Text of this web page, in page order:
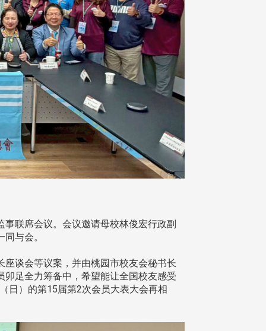
联席会议。会议邀请母校林俊宏行政副
与会。
谈会等议案，并由桃园市校友会秘书长
足全力筹备中，希望能让全国校友感受
日）的第15届第2次会员大表大会再相